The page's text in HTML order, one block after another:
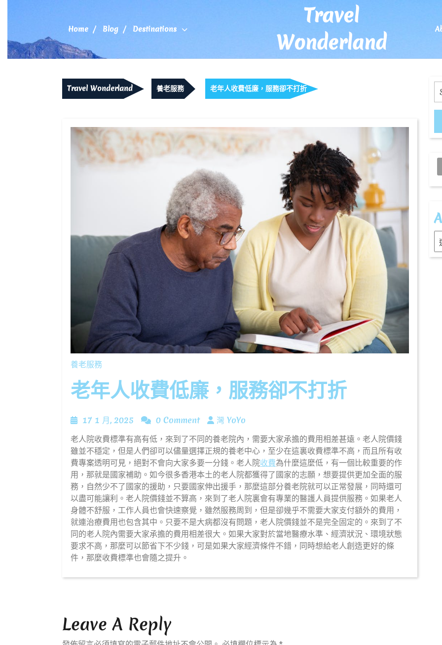
Home Blog Destinations
Travel
Wonderland
Travel Wonderland 養老服務 老年人收費低廉，服務卻不打折
養老服務
老年人收費低廉，服務卻不打折
17 1 月, 2025 17
月,
2025
0 Comment 灣 YoYo
老人院收費標準有高有低，來到了不同的養老院內，需要大家承擔的費用相差甚遠。老人院價錢
雖並不穩定，但是人們卻可以儘量選擇正規的養老中心，至少在這裏收費標準不高，而且所有收
費專案透明可見，絕對不會向大家多要一分錢。老人院收費為什麼這麼低，有一個比較重要的作
用，那就是國家補助。如今很多香港本土的老人院都獲得了國家的志願，想要提供更加全面的服
務，自然少不了國家的援助，只要國家伸出援手，那麼這部分養老院就可以正常發展，同時還可
以盡可能讓利。老人院價錢並不算高，來到了老人院裏會有專業的醫護人員提供服務。如果老人
身體不舒服，工作人員也會快速察覺，雖然服務周到，但是卻幾乎不需要大家支付額外的費用，
就連治療費用也包含其中。只要不是大病都沒有問題，老人院價錢並不是完全固定的。來到了不
同的老人院內需要大家承擔的費用相差很大。如果大家對於當地醫療水準、經濟狀況、環境狀態
要求不高，那麼可以節省下不少錢，可是如果大家經濟條件不錯，同時想給老人創造更好的條
件，那麼收費標準也會隨之提升。
Leave A Reply